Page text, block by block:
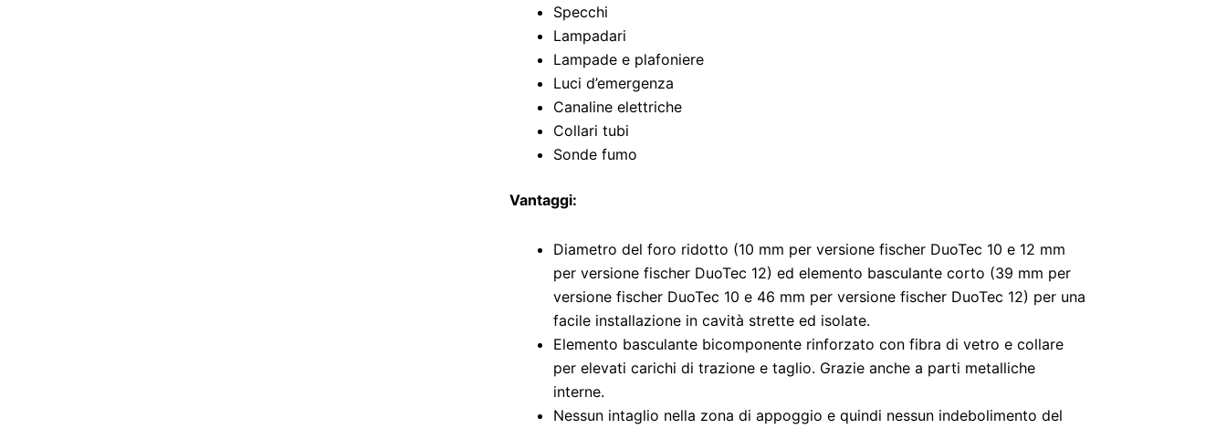
Specchi
Lampadari
Lampade e plafoniere
Luci d’emergenza
Canaline elettriche
Collari tubi
Sonde fumo
Vantaggi:
Diametro del foro ridotto (10 mm per versione fischer DuoTec 10 e 12 mm
per versione fischer DuoTec 12) ed elemento basculante corto (39 mm per
versione fischer DuoTec 10 e 46 mm per versione fischer DuoTec 12) per una
facile installazione in cavità strette ed isolate.
Elemento basculante bicomponente rinforzato con fibra di vetro e collare
per elevati carichi di trazione e taglio. Grazie anche a parti metalliche
interne.
Nessun intaglio nella zona di appoggio e quindi nessun indebolimento del